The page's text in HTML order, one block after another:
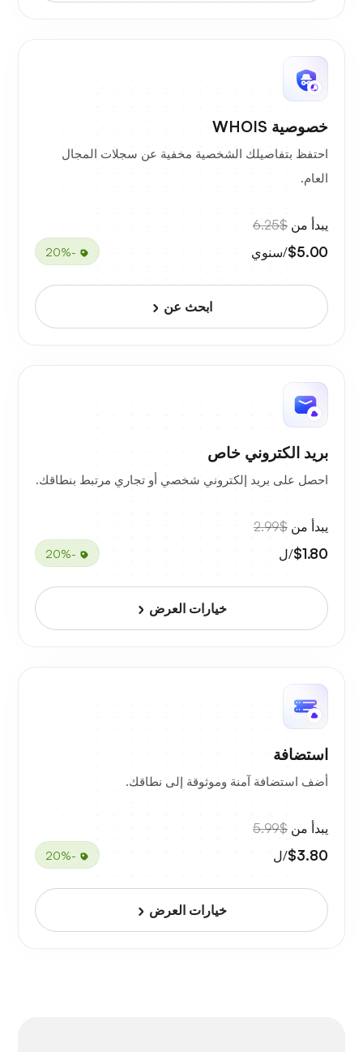
خصوصية WHOIS
احتفظ بتفاصيلك الشخصية مخفية عن سجلات المجال
العام.
يبدأ من $6.25
$5.00/سنوي -20%
ابحث عن
بريد الكتروني خاص
احصل على بريد إلكتروني شخصي أو تجاري مرتبط بنطاقك.
يبدأ من $2.99
$1.80/ل -20%
خيارات العرض
استضافة
أضف استضافة آمنة وموثوقة إلى نطاقك.
يبدأ من $5.99
$3.80/ل -20%
خيارات العرض